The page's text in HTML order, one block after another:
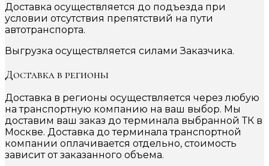
Доставка осуществляется до подъезда при
условии отсутствия препятствий на пути
автотранспорта.
Выгрузка осуществляется силами Заказчика.
Доставка в регионы
Доставка в регионы осуществляется через любую
на транспортную компанию на ваш выбор. Мы
доставим ваш заказ до терминала выбранной ТК в
Москве. Доставка до терминала транспортной
компании оплачивается отдельно, стоимость
зависит от заказанного объема.